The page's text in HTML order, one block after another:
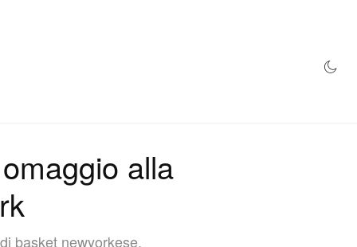
alla
basket newyorkese.